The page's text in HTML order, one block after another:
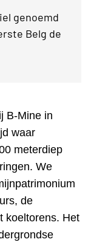
genoemd
Belg de
B-Mine in
waar
meterdiep
We
de
koeltorens. Het